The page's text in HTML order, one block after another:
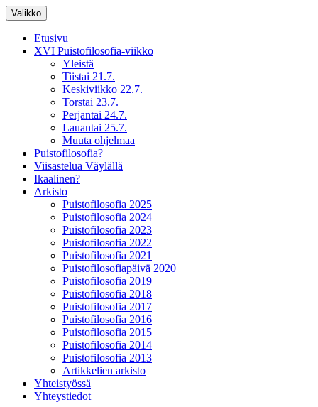
Puistofilosofia
15.-19.7.2025
Valikko Siirry
sisältöön
Etusivu
XVI Puistofilosofia-viikko
Yleistä
Tiistai 21.7.
Keskiviikko 22.7.
Torstai 23.7.
Perjantai 24.7.
Lauantai 25.7.
Muuta ohjelmaa
Puistofilosofia?
Viisastelua Väylällä
Ikaalinen?
Arkisto
Puistofilosofia 2025
Puistofilosofia 2024
Puistofilosofia 2023
Puistofilosofia 2022
Puistofilosofia 2021
Puistofilosofiapäivä 2020
Puistofilosofia 2019
Puistofilosofia 2018
Puistofilosofia 2017
Puistofilosofia 2016
Puistofilosofia 2015
Puistofilosofia 2014
Puistofilosofia 2013
Artikkelien arkisto
Yhteistyössä
Yhteystiedot